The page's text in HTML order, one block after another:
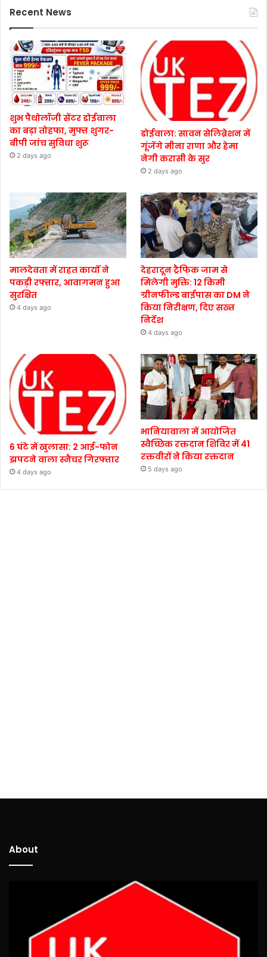
Recent News
शुभ पैथोलॉजी सेंटर डोईवाला
का बड़ा तोहफा, मुफ्त शुगर-
बीपी जांच सुविधा शुरू
2 days ago
डोईवाला: सावन सेलिब्रेशन में
गूंजेंगे मीना राणा और हेमा
नेगी करासी के सुर
2 days ago
मालदेवता में राहत कार्यों ने
पकड़ी रफ्तार, आवागमन हुआ
सुरक्षित
4 days ago
देहरादून ट्रैफिक जाम से
मिलेगी मुक्ति: 12 किमी
ग्रीनफील्ड बाईपास का DM ने
किया निरीक्षण, दिए सख्त
निर्देश
4 days ago
6 घंटे में खुलासा: 2 आई-फोन
झपटने वाला स्नैचर गिरफ्तार
4 days ago
भानियावाला में आयोजित
स्वैच्छिक रक्तदान शिविर में 41
रक्तवीरों ने किया रक्तदान
5 days ago
About